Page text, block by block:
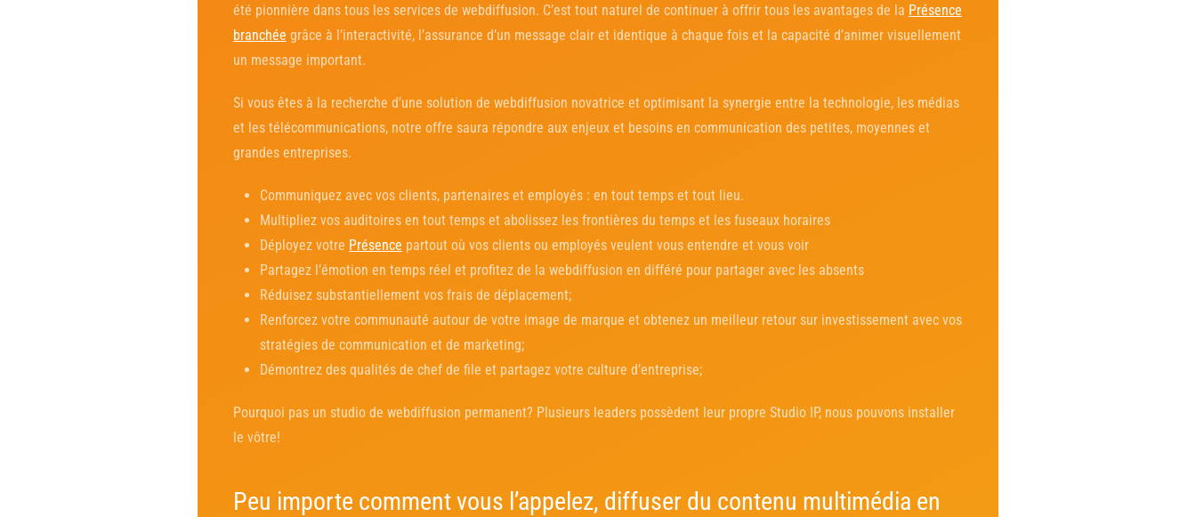
été pionnière dans tous les services de webdiffusion. C’est tout naturel de continuer à offrir tous les avantages de la Présence
branchée grâce à l’interactivité, l’assurance d’un message clair et identique à chaque fois et la capacité d’animer visuellement
un message important.
Si vous êtes à la recherche d’une solution de webdiffusion novatrice et optimisant la synergie entre la technologie, les médias
et les télécommunications, notre offre saura répondre aux enjeux et besoins en communication des petites, moyennes et
grandes entreprises.
Communiquez avec vos clients, partenaires et employés : en tout temps et tout lieu.
Multipliez vos auditoires en tout temps et abolissez les frontières du temps et les fuseaux horaires
Déployez votre Présence partout où vos clients ou employés veulent vous entendre et vous voir
Partagez l’émotion en temps réel et profitez de la webdiffusion en différé pour partager avec les absents
Réduisez substantiellement vos frais de déplacement;
Renforcez votre communauté autour de votre image de marque et obtenez un meilleur retour sur investissement avec vos
stratégies de communication et de marketing;
Démontrez des qualités de chef de file et partagez votre culture d’entreprise;
Pourquoi pas un studio de webdiffusion permanent? Plusieurs leaders possèdent leur propre Studio IP, nous pouvons installer
le vôtre!
Peu importe comment vous l’appelez, diffuser du contenu multimédia en